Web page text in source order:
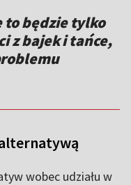
to będzie tylko
z bajek i tańce,
wobec udziału w